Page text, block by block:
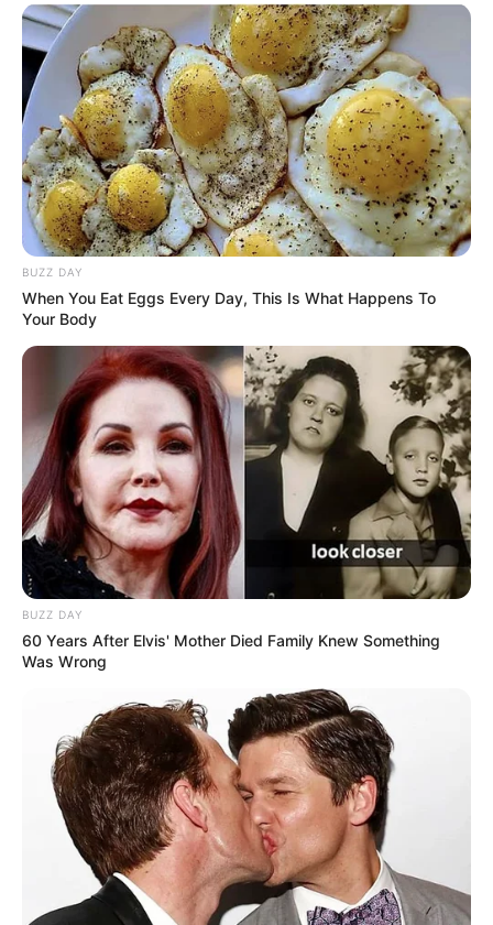
BUZZ DAY
When You Eat Eggs Every Day, This Is What Happens To
Your Body
BUZZ DAY
60 Years After Elvis' Mother Died Family Knew Something
Was Wrong